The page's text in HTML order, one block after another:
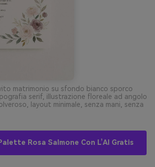
matrimonio su sfondo bianco sporco
serif, illustrazione floreale ad angolo
layout minimale, senza mani, senza
Rosa Salmone Con L’AI Gratis